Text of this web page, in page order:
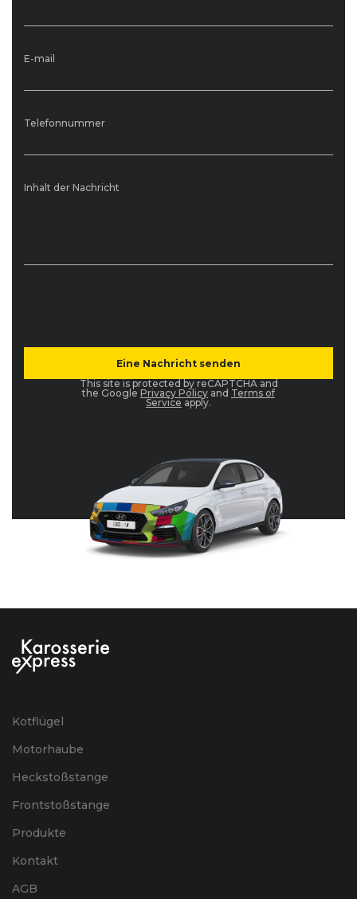
E-mail
Telefonnummer
Inhalt der Nachricht
This site is protected by reCAPTCHA and
the Google Privacy Policy and Terms of
Service apply.
Kotflügel
Motorhaube
Heckstoßstange
Frontstoßstange
Produkte
Kontakt
AGB